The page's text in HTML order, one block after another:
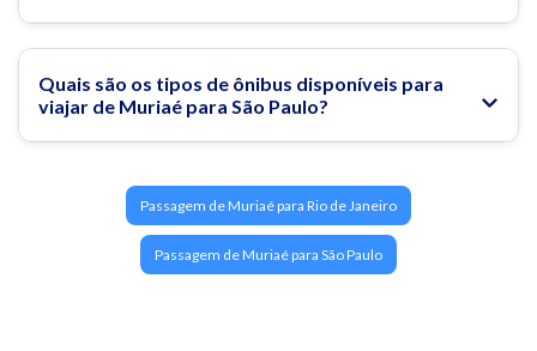
Passagem de ônibus para São Paulo
Os Melhores Passeios Gratuitos em São Paulo!
famosos de São Paulo!
Tudo sobre o Mercado Municipal de São Paulo
Quais são os tipos de ônibus disponíveis para
viajar de Muriaé para São Paulo?
Passagem de Muriaé para Rio de Janeiro
Passagem de Muriaé para São Paulo